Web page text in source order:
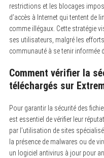
restrictions et les blocages
d’accès à Internet qui tentent de
comme illégaux. Cette stratégie
ses utilisateurs, malgré les
communauté à se tenir informée
Comment vérifier la
téléchargés sur
Pour garantir la sécurité des
est essentiel de vérifier leur
par l’utilisation de sites
la présence de malwares ou de
un logiciel antivirus à jour pour